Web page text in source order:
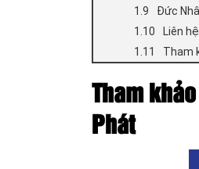
Đức
Liên
Tham
Tham
Phát